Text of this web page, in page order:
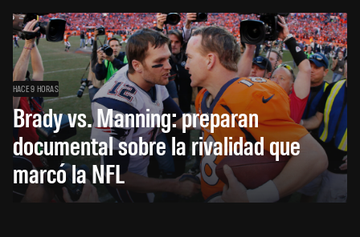
HACE 9 HORAS
Brady vs. Manning: preparan
documental sobre la rivalidad que
marcó la NFL